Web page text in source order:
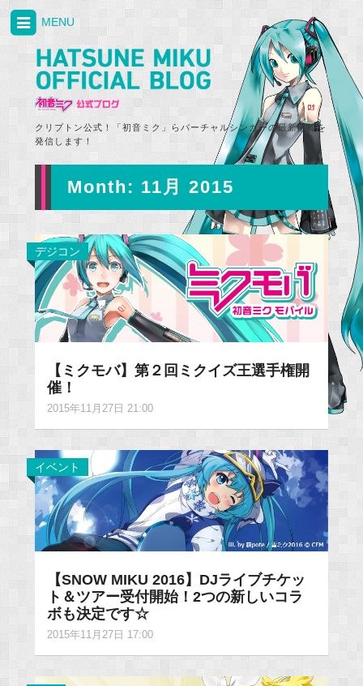
クリプトン公式！「初音ミク」らバーチャルシンガーの最新情報を
発信します！
MENU
Month: 11月 2015
デジコン
【ミクモバ】第２回ミクイズ王選手権開
催！
2015年11月27日 21:00
イベント
【SNOW MIKU 2016】DJライブチケッ
ト＆ツアー受付開始！2つの新しいコラ
ボも決定です☆
2015年11月27日 17:00